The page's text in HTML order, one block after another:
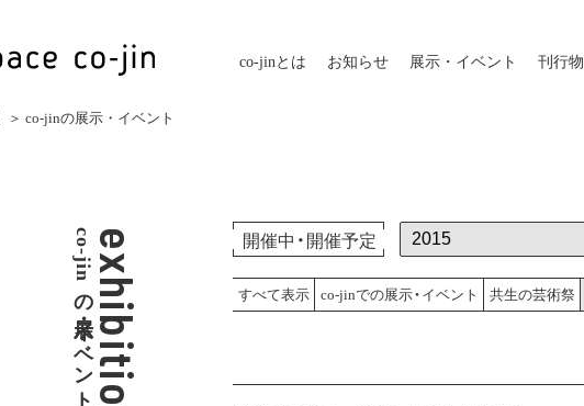
co-jinとは お知らせ 展示・イベント 刊行物
＞ co-jinの展示・イベント
exhibition
co-jinの展示・イベント 開催中・開催予定
すべて表示 co-jinでの展示・イベント 共生の芸術祭